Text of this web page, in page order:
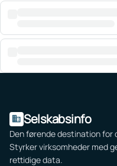
domain Selskabsinfo
Den førende destination for
Styrker virksomheder med
rettidige data.